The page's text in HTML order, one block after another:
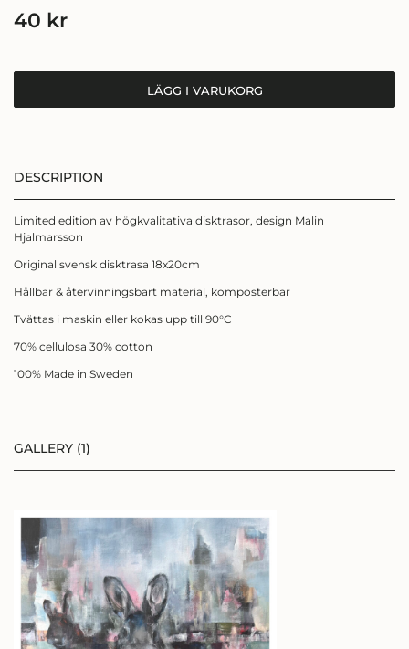
40 kr
LÄGG I VARUKORG
DESCRIPTION
Limited edition av högkvalitativa disktrasor, design Malin
Hjalmarsson
Original svensk disktrasa 18x20cm
Hållbar & återvinningsbart material, komposterbar
Tvättas i maskin eller kokas upp till 90°C
70% cellulosa 30% cotton
100% Made in Sweden
GALLERY (1)
SIGN UP FÖR
följa min konstresa i färg, form och
Eller bli medlem och få 10%
på alla konstprodukter!